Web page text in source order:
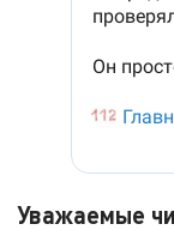
Уважаемые